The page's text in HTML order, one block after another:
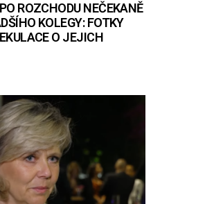
ROZCHODU NEČEKANĚ
KOLEGY: FOTKY
O JEJICH